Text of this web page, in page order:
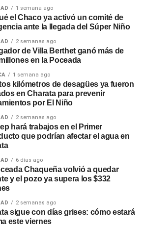
1 semana ago
el Chaco ya activó un comité de
ante la llegada del Súper Niño
2 semanas ago
de Villa Berthet ganó más de
en la Poceada
1 semana ago
kilómetros de desagües ya fueron
en Charata para prevenir
por El Niño
2 semanas ago
hará trabajos en el Primer
que podrían afectar el agua en
6 días ago
Chaqueña volvió a quedar
y el pozo ya supera los $332
2 semanas ago
sigue con días grises: cómo estará
este viernes